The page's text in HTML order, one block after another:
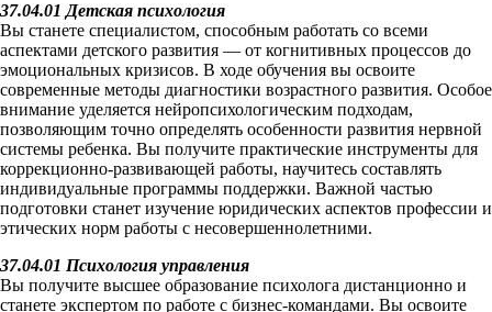
37.04.01 Детская психология
Вы станете специалистом, способным работать со всеми
аспектами детского развития — от когнитивных процессов до
эмоциональных кризисов. В ходе обучения вы освоите
современные методы диагностики возрастного развития. Особое
внимание уделяется нейропсихологическим подходам,
позволяющим точно определять особенности развития нервной
системы ребенка. Вы получите практические инструменты для
коррекционно-развивающей работы, научитесь составлять
индивидуальные программы поддержки. Важной частью
подготовки станет изучение юридических аспектов профессии и
этических норм работы с несовершеннолетними.
37.04.01 Психология управления
Вы получите высшее образование психолога дистанционно и
станете экспертом по работе с бизнес-командами. Вы освоите